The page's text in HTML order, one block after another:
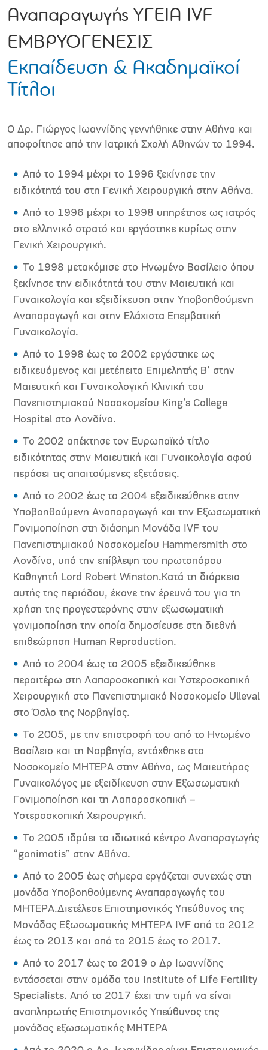
Αναπαραγωγής ΥΓΕΙΑ IVF
ΕΜΒΡΥΟΓΕΝΕΣΙΣ
Εκπαίδευση & Ακαδημαϊκοί
Τίτλοι
Ο Δρ. Γιώργος Ιωαννίδης γεννήθηκε στην Αθήνα και
αποφοίτησε από την Ιατρική Σχολή Αθηνών το 1994.
Από το 1994 μέχρι το 1996 ξεκίνησε την
ειδικότητά του στη Γενική Χειρουργική στην Αθήνα.
Από το 1996 μέχρι το 1998 υπηρέτησε ως ιατρός
στο ελληνικό στρατό και εργάστηκε κυρίως στην
Γενική Χειρουργική.
Το 1998 μετακόμισε στο Ηνωμένο Βασίλειο όπου
ξεκίνησε την ειδικότητά του στην Μαιευτική και
Γυναικολογία και εξειδίκευση στην Υποβοηθούμενη
Αναπαραγωγή και στην Ελάχιστα Επεμβατική
Γυναικολογία.
Από το 1998 έως το 2002 εργάστηκε ως
ειδικευόμενος και μετέπειτα Επιμελητής Β’ στην
Μαιευτική και Γυναικολογική Κλινική του
Πανεπιστημιακού Νοσοκομείου King’s College
Hospital στο Λονδίνο.
Το 2002 απέκτησε τον Ευρωπαϊκό τίτλο
ειδικότητας στην Μαιευτική και Γυναικολογία αφού
περάσει τις απαιτούμενες εξετάσεις.
Από το 2002 έως το 2004 εξειδικεύθηκε στην
Υποβοηθούμενη Αναπαραγωγή και την Εξωσωματική
Γονιμοποίηση στη διάσημη Μονάδα IVF του
Πανεπιστημιακού Νοσοκομείου Hammersmith στο
Λονδίνο, υπό την επίβλεψη του πρωτοπόρου
Καθηγητή Lord Robert Winston.Κατά τη διάρκεια
αυτής της περιόδου, έκανε την έρευνά του για τη
χρήση της προγεστερόνης στην εξωσωματική
γονιμοποίηση την οποία δημοσίευσε στη διεθνή
επιθεώρηση Human Reproduction.
Από το 2004 έως το 2005 εξειδικεύθηκε
περαιτέρω στη Λαπαροσκοπική και Υστεροσκοπική
Χειρουργική στο Πανεπιστημιακό Νοσοκομείο Ulleval
στο Όσλο της Νορβηγίας.
Το 2005, με την επιστροφή του από το Ηνωμένο
Βασίλειο και τη Νορβηγία, εντάχθηκε στο
Νοσοκομείο ΜΗΤΕΡΑ στην Αθήνα, ως Μαιευτήρας
Γυναικολόγος με εξειδίκευση στην Εξωσωματική
Γονιμοποίηση και τη Λαπαροσκοπική –
Υστεροσκοπική Χειρουργική.
Το 2005 ιδρύει το ιδιωτικό κέντρο Αναπαραγωγής
“gonimotis” στην Αθήνα.
Από το 2005 έως σήμερα εργάζεται συνεχώς στη
μονάδα Υποβοηθούμενης Αναπαραγωγής του
ΜΗΤΕΡΑ.Διετέλεσε Επιστημονικός Υπεύθυνος της
Μονάδας Εξωσωματικής ΜΗΤΕΡΑ IVF από το 2012
έως το 2013 και από το 2015 έως το 2017.
Από το 2017 έως το 2019 ο Δρ Ιωαννίδης
εντάσσεται στην ομάδα του Institute of Life Fertility
Specialists. Από το 2017 έχει την τιμή να είναι
αναπληρωτής Επιστημονικός Υπεύθυνος της
μονάδας εξωσωματικής MHTEPA